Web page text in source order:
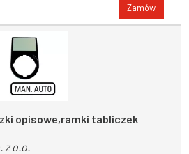
Zamów
opisowe,ramki tabliczek
z o.o.